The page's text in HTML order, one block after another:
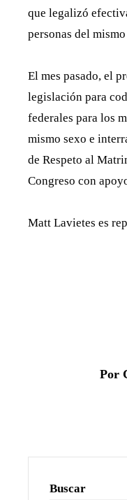
que legalizó
personas del
El mes pasado, el
legislación para
federales para los
mismo sexo e
de Respeto al
Congreso con
Matt Lavietes es
Por
Buscar